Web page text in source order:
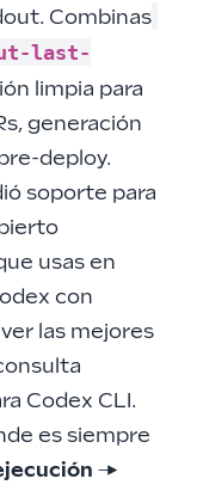
Combinas
last-
limpia para
generación
deploy.
soporte para
usas en
con
las mejores
Codex CLI.
es siempre
→